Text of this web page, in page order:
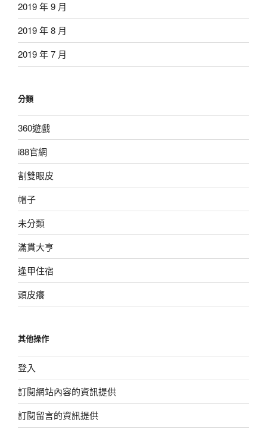
2019 年 9 月
2019 年 8 月
2019 年 7 月
分類
360遊戲
i88官網
割雙眼皮
帽子
未分類
滿貫大亨
逢甲住宿
頭皮癢
其他操作
登入
訂閱網站內容的資訊提供
訂閱留言的資訊提供